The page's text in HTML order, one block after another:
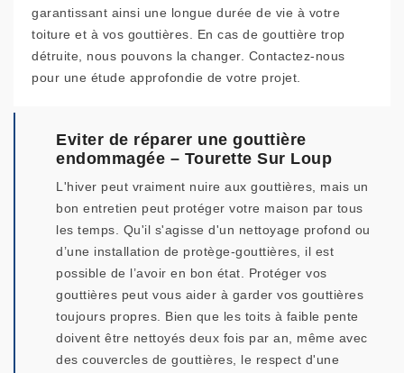
garantissant ainsi une longue durée de vie à votre
toiture et à vos gouttières. En cas de gouttière trop
détruite, nous pouvons la changer. Contactez-nous
pour une étude approfondie de votre projet.
Eviter de réparer une gouttière
endommagée – Tourette Sur Loup
L'hiver peut vraiment nuire aux gouttières, mais un
bon entretien peut protéger votre maison par tous
les temps. Qu'il s'agisse d'un nettoyage profond ou
d’une installation de protège-gouttières, il est
possible de l’avoir en bon état. Protéger vos
gouttières peut vous aider à garder vos gouttières
toujours propres. Bien que les toits à faible pente
doivent être nettoyés deux fois par an, même avec
des couvercles de gouttières, le respect d'une